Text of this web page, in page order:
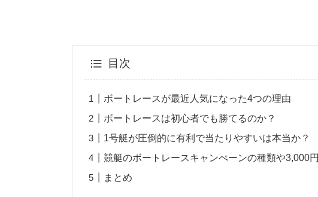
目次
ボートレースが最近人気になった4つの理由
ボートレースは初心者でも勝てるのか？
1号艇が圧倒的に有利で当たりやすいは本当か？
競艇のボートレースキャンぺーンの種類や3,000円
まとめ